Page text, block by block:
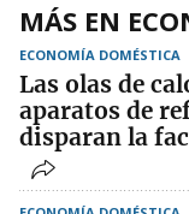
MÁS EN
ECONOMÍA DOMÉSTICA
Las olas de
aparatos de
disparan la